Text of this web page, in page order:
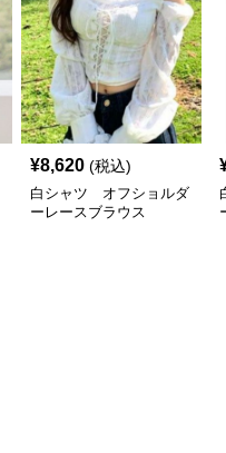
¥8,620 (税込)
白シャツ オフショルダ
ーレースブラウス